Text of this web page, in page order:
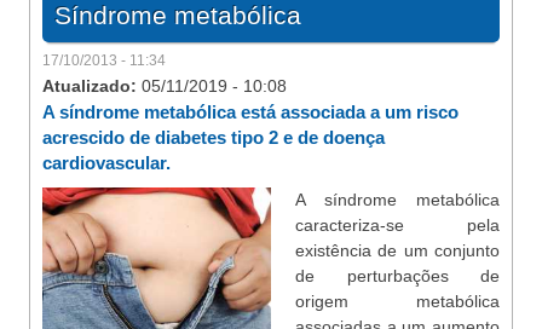
Síndrome metabólica
17/10/2013 - 11:34
Atualizado: 05/11/2019 - 10:08
A síndrome metabólica está associada a um risco
acrescido de diabetes tipo 2 e de doença
cardiovascular.
A síndrome metabólica
caracteriza-se pela
existência de um conjunto
de perturbações de
origem metabólica